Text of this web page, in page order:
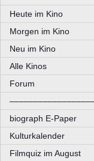
Heute im Kino
Morgen im Kino
Neu im Kino
Alle Kinos
Forum
biograph E-Paper
Kulturkalender
Filmquiz im August